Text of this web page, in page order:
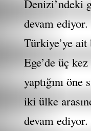
Denizi’ndeki
devam ediyor.
Türkiye’ye
Ege’de üç
yaptığını
iki ülke
devam